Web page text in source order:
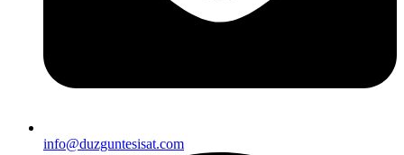
info@duzguntesisat.com